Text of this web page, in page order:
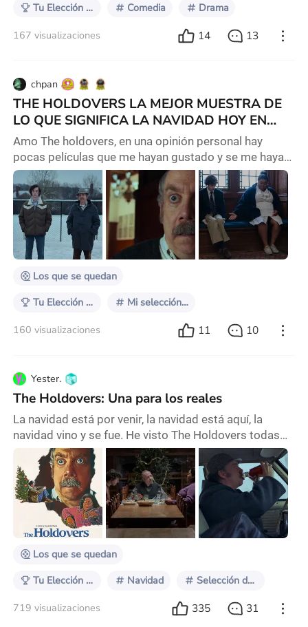
Tu Elección Especial para Navidad Comedia Drama
167 visualizaciones 14 13
chpan
THE HOLDOVERS LA MEJOR MUESTRA DE
LO QUE SIGNIFICA LA NAVIDAD HOY EN
DIA.
Amo The holdovers, en una opinión personal hay
pocas películas que me hayan gustado y se me hayan
quedado tanto en la mente, The holdovers es una
historia sobre la unión y sobre las fachadas que
tenemos como personas. Normalmente y gracias a
los estereotipos solemos tener una idea muy fija de
cómo es la gente sin conocerla, y siempre pasa lo
mismo que en cuanto conocemos a alguien del cual
Los que se quedan
Tu Elección Especial para Navidad Mi selección para Diciembre
160 visualizaciones 11 10
Yester.
The Holdovers: Una para los reales
La navidad está por venir, la navidad está aquí, la
navidad vino y se fue. He visto The Holdovers todas
las navidades desde que salió (osea, ésta y la anterior
porque salió el año pasado) y en ambas ocasiones
me pegó como una palmada en la espalda y un cálido
apretón de manos para seguir adelante con lo mío.
Una comedia que se sitúa en la navidad, pero esta es
una navidad lúgubre, con personajes r
Los que se quedan
Tu Elección Especial para Navidad Navidad Selección de película
719 visualizaciones 335 31